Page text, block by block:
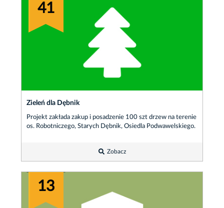
41
Zieleń dla Dębnik
Projekt zakłada zakup i posadzenie 100 szt drzew na terenie
os. Robotniczego, Starych Dębnik, Osiedla Podwawelskiego.
Zobacz
13